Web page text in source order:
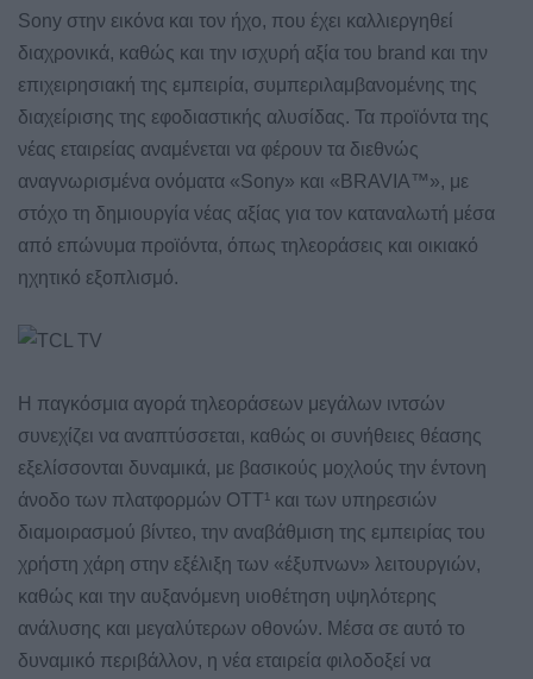
Sony στην εικόνα και τον ήχο, που έχει καλλιεργηθεί
διαχρονικά, καθώς και την ισχυρή αξία του brand και την
επιχειρησιακή της εμπειρία, συμπεριλαμβανομένης της
διαχείρισης της εφοδιαστικής αλυσίδας. Τα προϊόντα της
νέας εταιρείας αναμένεται να φέρουν τα διεθνώς
αναγνωρισμένα ονόματα «Sony» και «BRAVIA™», με
στόχο τη δημιουργία νέας αξίας για τον καταναλωτή μέσα
από επώνυμα προϊόντα, όπως τηλεοράσεις και οικιακό
ηχητικό εξοπλισμό.
Η παγκόσμια αγορά τηλεοράσεων μεγάλων ιντσών
συνεχίζει να αναπτύσσεται, καθώς οι συνήθειες θέασης
εξελίσσονται δυναμικά, με βασικούς μοχλούς την έντονη
άνοδο των πλατφορμών OTT¹ και των υπηρεσιών
διαμοιρασμού βίντεο, την αναβάθμιση της εμπειρίας του
χρήστη χάρη στην εξέλιξη των «έξυπνων» λειτουργιών,
καθώς και την αυξανόμενη υιοθέτηση υψηλότερης
ανάλυσης και μεγαλύτερων οθονών. Μέσα σε αυτό το
δυναμικό περιβάλλον, η νέα εταιρεία φιλοδοξεί να